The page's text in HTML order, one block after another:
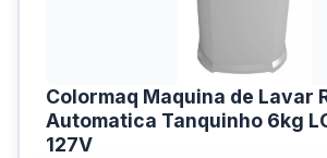
Colormaq Maquina de Lavar
Automatica Tanquinho 6kg
127V